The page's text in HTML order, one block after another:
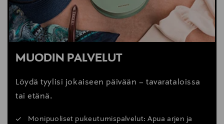
MUODIN PALVELUT
Löydä tyylisi jokaiseen päivään – tavarataloissa
tai etänä.
Monipuoliset pukeutumispalvelut: Apua arjen ja